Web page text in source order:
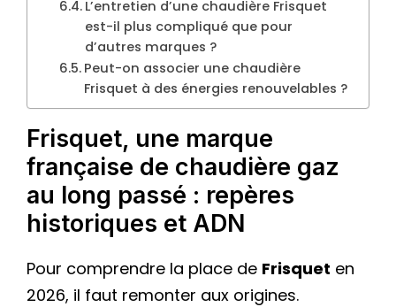
L’entretien d’une chaudière Frisquet
est-il plus compliqué que pour
d’autres marques ?
Peut-on associer une chaudière
Frisquet à des énergies renouvelables ?
Frisquet, une marque
française de chaudière gaz
au long passé : repères
historiques et ADN
Pour comprendre la place de Frisquet en
2026, il faut remonter aux origines.